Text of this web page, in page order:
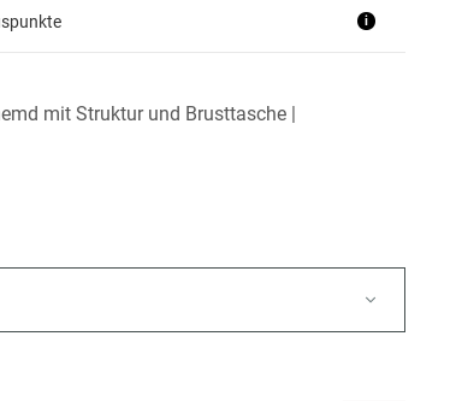
i
mit Struktur und Brusttasche |